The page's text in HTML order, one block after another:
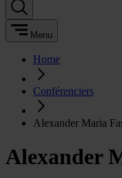
Menu
Home
Conférenciers
Alexander Maria
Alexander